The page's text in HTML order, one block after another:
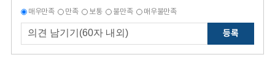
매우만족 만족 보통 불만족 매우불만족
등록